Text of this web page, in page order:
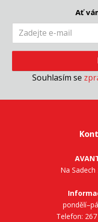
Ať
Souhlasím se
Na
Telefon: